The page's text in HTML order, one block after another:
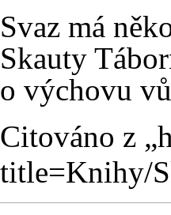
Svaz má
Skauty
o výchovu
Citováno z „
title=Knihy/